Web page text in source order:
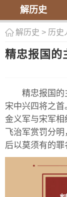
解历史
解历史 > 历史
精忠报国的
精忠报国的
宋中兴四将之
金义军与宋军
飞治军赏罚分
后以莫须有的罪